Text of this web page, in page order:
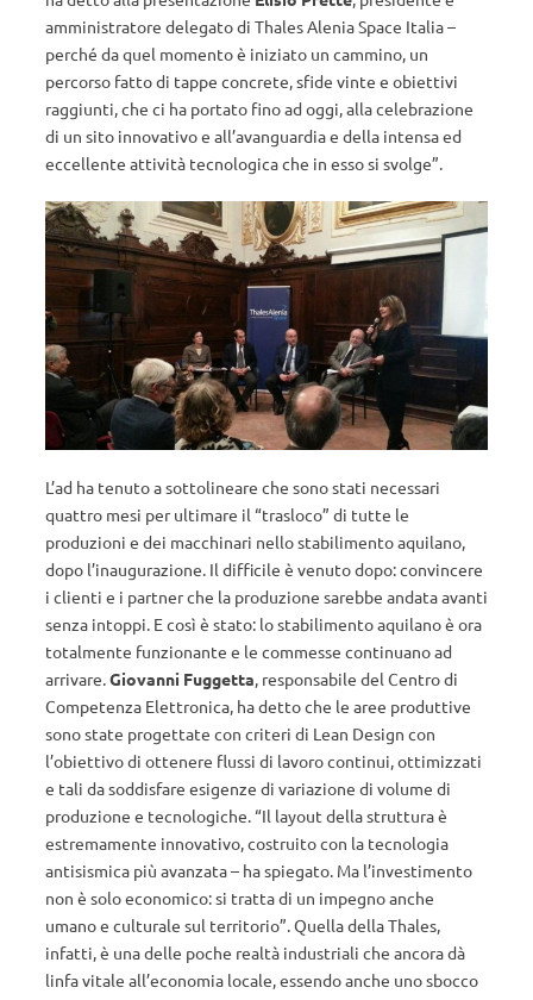
amministratore delegato di Thales Alenia Space Italia –
perché da quel momento è iniziato un cammino, un
percorso fatto di tappe concrete, sfide vinte e obiettivi
raggiunti, che ci ha portato fino ad oggi, alla celebrazione
di un sito innovativo e all’avanguardia e della intensa ed
eccellente attività tecnologica che in esso si svolge”.
L’ad ha tenuto a sottolineare che sono stati necessari
quattro mesi per ultimare il “trasloco” di tutte le
produzioni e dei macchinari nello stabilimento aquilano,
dopo l’inaugurazione. Il difficile è venuto dopo: convincere
i clienti e i partner che la produzione sarebbe andata avanti
senza intoppi. E così è stato: lo stabilimento aquilano è ora
totalmente funzionante e le commesse continuano ad
arrivare.Giovanni Fuggetta, responsabile del Centro di
Competenza Elettronica, ha detto che le aree produttive
sono state progettate con criteri di Lean Design con
l’obiettivo di ottenere flussi di lavoro continui, ottimizzati
e tali da soddisfare esigenze di variazione di volume di
produzione e tecnologiche. “Il layout della struttura è
estremamente innovativo, costruito con la tecnologia
antisismica più avanzata – ha spiegato. Ma l’investimento
non è solo economico: si tratta di un impegno anche
umano e culturale sul territorio”. Quella della Thales,
infatti, è una delle poche realtà industriali che ancora dà
linfa vitale all’economia locale, essendo anche uno sbocco